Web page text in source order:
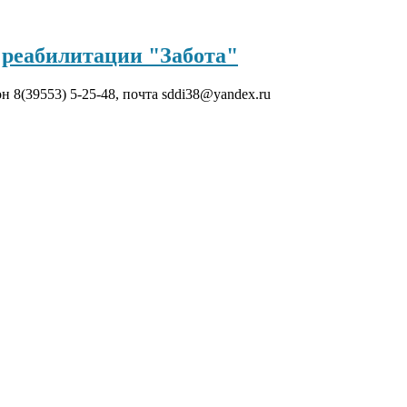
"Забота"
8(39553) 5-25-48, почта sddi38@yandex.ru